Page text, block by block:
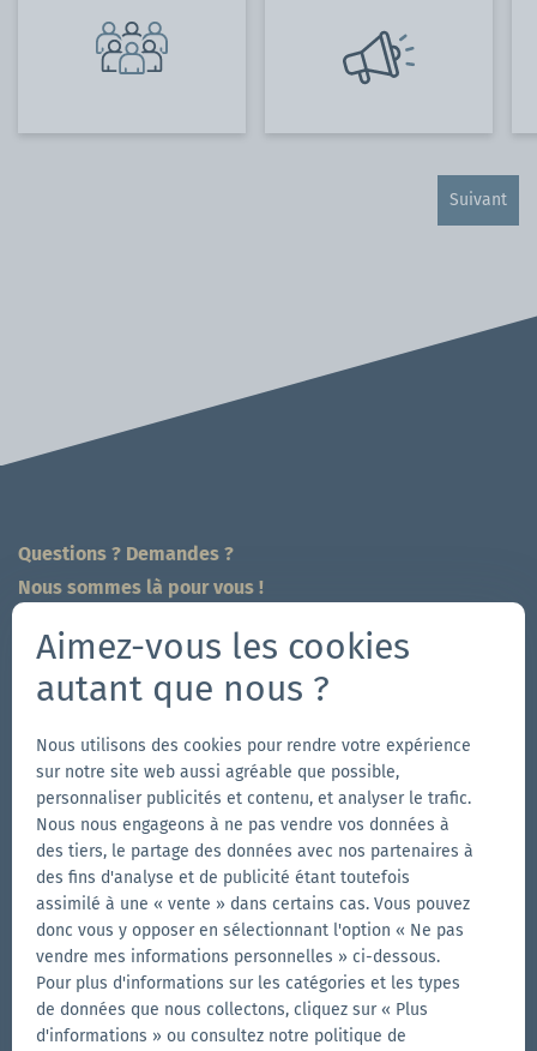
Suivant
Questions ? Demandes ?
Nous sommes là pour vous !
fr@zingerle.group-ch@zingerle.group
Aller
page
Facebook
Aller
à
la
page
Instagram
Suivez-
nous
sur
YouTube
Aller
à
la
page
LinkedIn
Autres marques de Zingerle Group
Aller
au
site
web
d'Ecotent
Aller
au
site
web
d'Aerise
Aller
au
site
web
Aimez-vous les cookies
autant que nous ?
Nous utilisons des cookies pour rendre votre expérience
sur notre site web aussi agréable que possible,
personnaliser publicités et contenu, et analyser le trafic.
Nous nous engageons à ne pas vendre vos données à
des tiers, le partage des données avec nos partenaires à
des fins d'analyse et de publicité étant toutefois
assimilé à une « vente » dans certains cas. Vous pouvez
donc vous y opposer en sélectionnant l'option « Ne pas
vendre mes informations personnelles » ci-dessous.
Pour plus d'informations sur les catégories et les types
de données que nous collectons, cliquez sur « Plus
d'informations » ou consultez notre politique de